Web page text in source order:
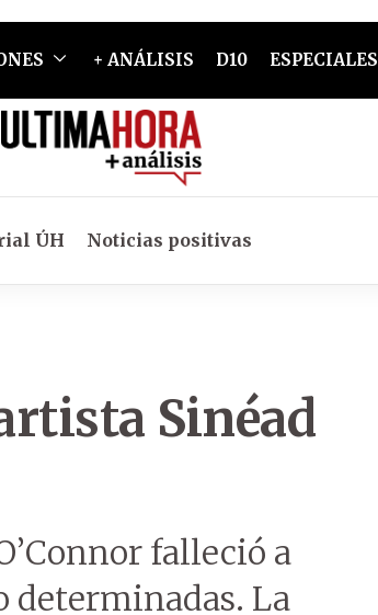
+ ANÁLISIS D10 ESPECIALES
ÚH Noticias positivas
Sinéad
falleció a
determinadas. La